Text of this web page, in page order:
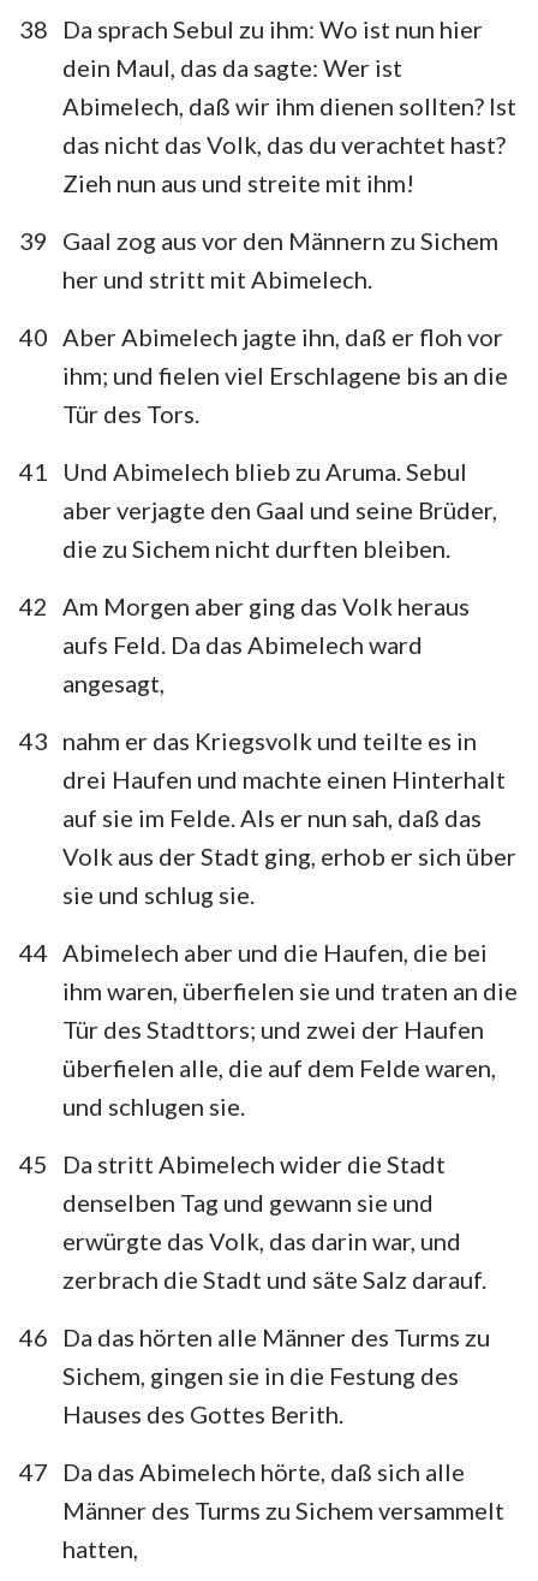
38
Da sprach Sebul zu ihm: Wo ist nun hier
dein Maul, das da sagte: Wer ist
Abimelech, daß wir ihm dienen sollten? Ist
das nicht das Volk, das du verachtet hast?
Zieh nun aus und streite mit ihm!
39
Gaal zog aus vor den Männern zu Sichem
her und stritt mit Abimelech.
40 Aber Abimelech jagte ihn, daß er floh vor
ihm; und fielen viel Erschlagene bis an die
Tür des Tors.
41
Und Abimelech blieb zu Aruma. Sebul
aber verjagte den Gaal und seine Brüder,
die zu Sichem nicht durften bleiben.
42
Am Morgen aber ging das Volk heraus
aufs Feld. Da das Abimelech ward
angesagt,
43 nahm er das Kriegsvolk und teilte es in
drei Haufen und machte einen Hinterhalt
auf sie im Felde. Als er nun sah, daß das
Volk aus der Stadt ging, erhob er sich über
sie und schlug sie.
44 Abimelech aber und die Haufen, die bei
ihm waren, überfielen sie und traten an die
Tür des Stadttors; und zwei der Haufen
überfielen alle, die auf dem Felde waren,
und schlugen sie.
45
Da stritt Abimelech wider die Stadt
denselben Tag und gewann sie und
erwürgte das Volk, das darin war, und
zerbrach die Stadt und säte Salz darauf.
46
Da das hörten alle Männer des Turms zu
Sichem, gingen sie in die Festung des
Hauses des Gottes Berith.
47
Da das Abimelech hörte, daß sich alle
Männer des Turms zu Sichem versammelt
hatten,